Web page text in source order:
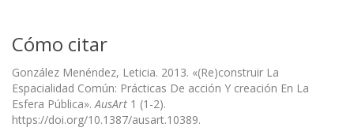
Cómo citar
González Menéndez, Leticia. 2013. «(Re)construir La
Espacialidad Común: Prácticas De acción Y creación En La
Esfera Pública».AusArt 1 (1-2).
https://doi.org/10.1387/ausart.10389.